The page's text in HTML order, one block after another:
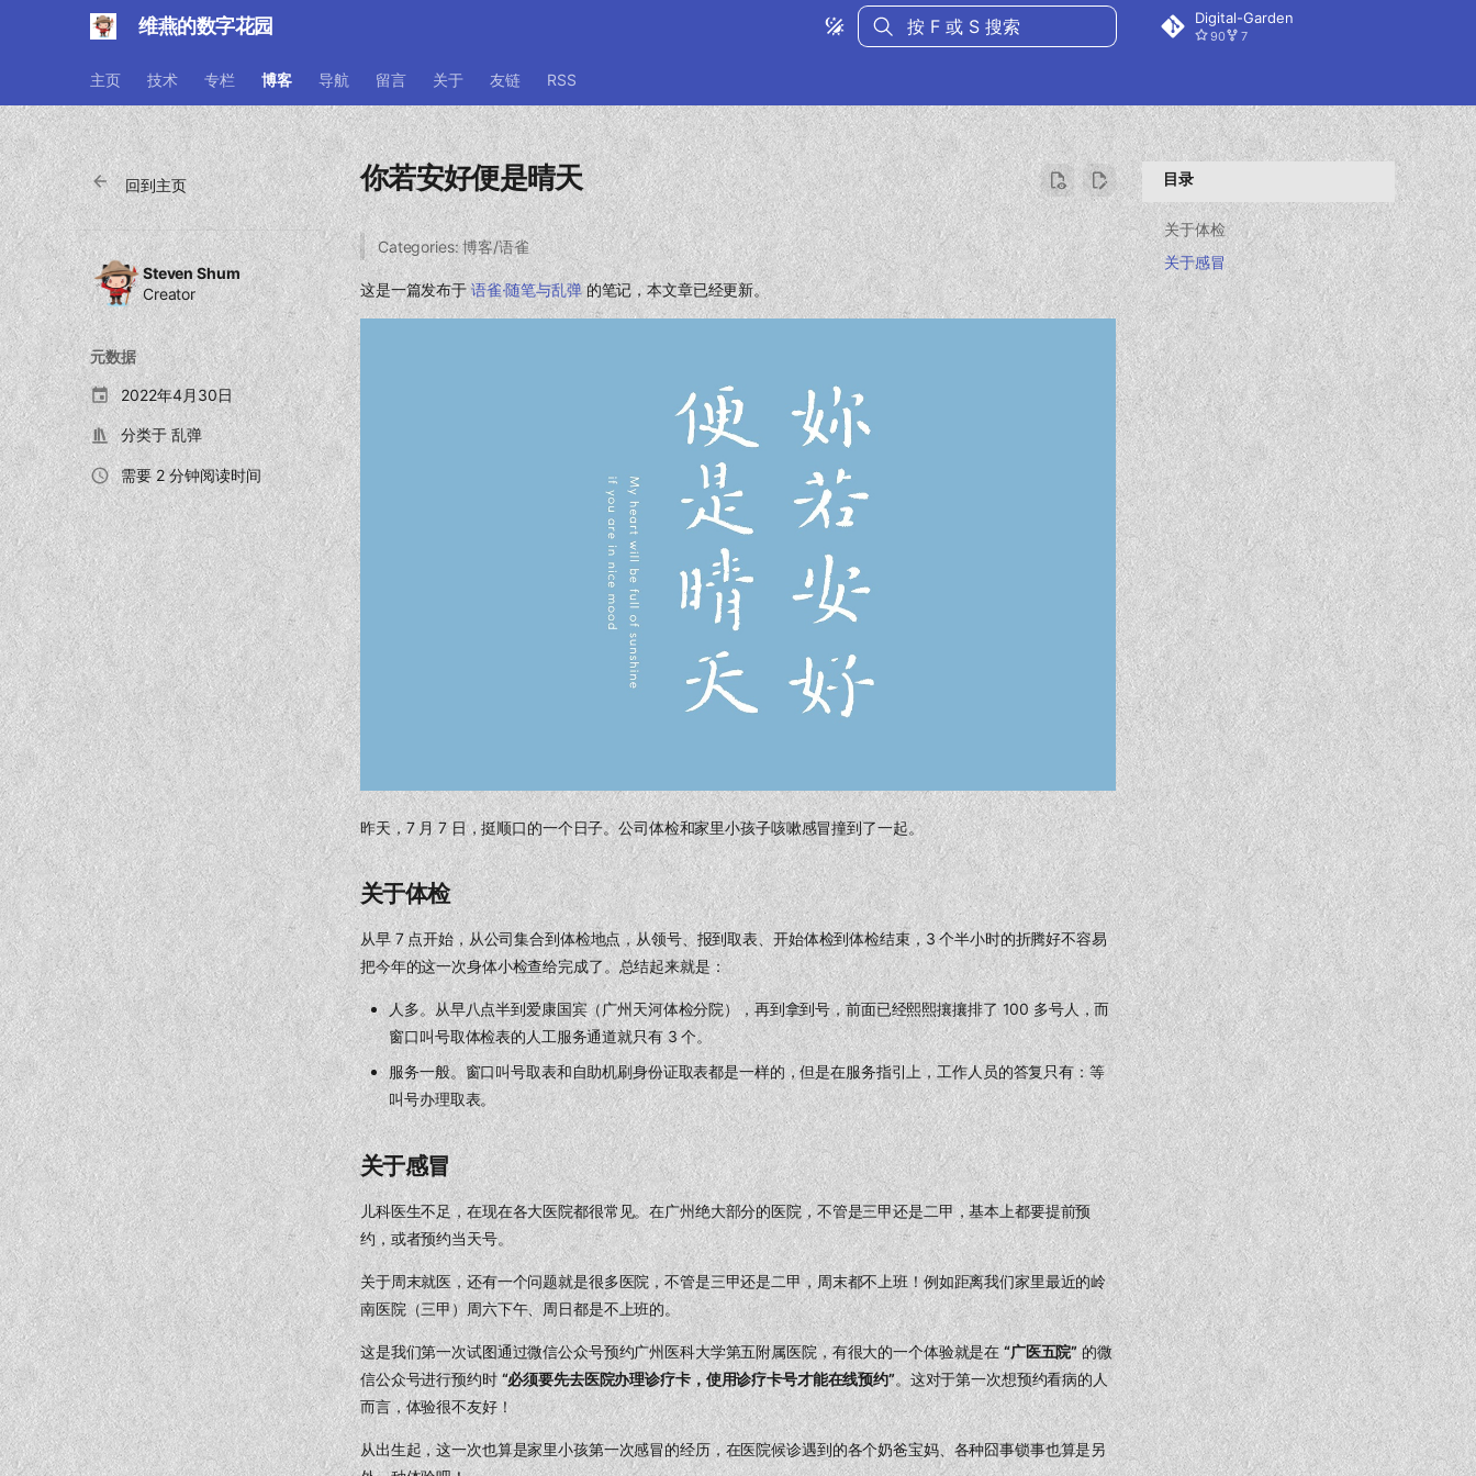
维燕的数字花园 Digital-Garden
90 7
主页 技术 专栏 博客 导航 留言 关于 友链 RSS
目录
关于体检
关于感冒
回到主页
Steven Shum
Creator
元数据
2022年4月30日
分类于乱弹
需要 2 分钟阅读时间
你若安好便是晴天
Categories: 博客/语雀
这是一篇发布于语雀·随笔与乱弹的笔记，本文章已经更新。
昨天，7 月 7 日，挺顺口的一个日子。公司体检和家里小孩子咳嗽感冒撞到了一起。
关于体检
从早 7 点开始，从公司集合到体检地点，从领号、报到取表、开始体检到体检结束，3 个半小时的折腾好不容易
把今年的这一次身体小检查给完成了。总结起来就是：
人多。从早八点半到爱康国宾（广州天河体检分院），再到拿到号，前面已经熙熙攘攘排了 100 多号人，而
窗口叫号取体检表的人工服务通道就只有 3 个。
服务一般。窗口叫号取表和自助机刷身份证取表都是一样的，但是在服务指引上，工作人员的答复只有：等
叫号办理取表。
关于感冒
儿科医生不足，在现在各大医院都很常见。在广州绝大部分的医院，不管是三甲还是二甲，基本上都要提前预
约，或者预约当天号。
关于周末就医，还有一个问题就是很多医院，不管是三甲还是二甲，周末都不上班！例如距离我们家里最近的岭
南医院（三甲）周六下午、周日都是不上班的。
这是我们第一次试图通过微信公众号预约广州医科大学第五附属医院，有很大的一个体验就是在 “广医五院”的微
信公众号进行预约时“必须要先去医院办理诊疗卡，使用诊疗卡号才能在线预约”。这对于第一次想预约看病的人
而言，体验很不友好！
从出生起，这一次也算是家里小孩第一次感冒的经历，在医院候诊遇到的各个奶爸宝妈、各种囧事锁事也算是另